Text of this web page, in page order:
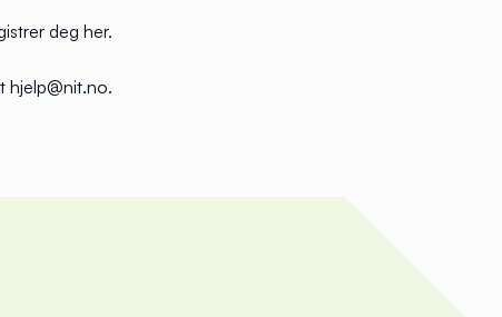
deg her.
hjelp@nit.no.